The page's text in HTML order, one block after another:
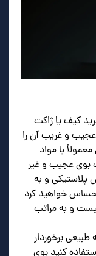
کیف یا ژاکت
و غریب آن را
با مواد
بوی عجیب و غیر
و به
خواهید کرد
و به مراتب
برخوردار
کنید بوی